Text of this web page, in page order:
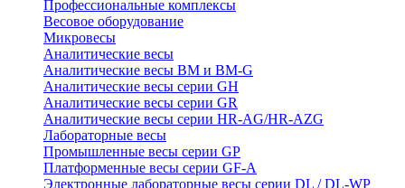
Профессиональные комплексы
Весовое оборудование
Микровесы
Аналитические весы
Аналитические весы BM и BM-G
Аналитические весы серии GH
Аналитические весы серии GR
Аналитические весы серии HR-AG/HR-AZG
Лабораторные весы
Промышленные весы серии GP
Платформенные весы серии GF-A
Электронные лабораторные весы серии DL / DL-WP